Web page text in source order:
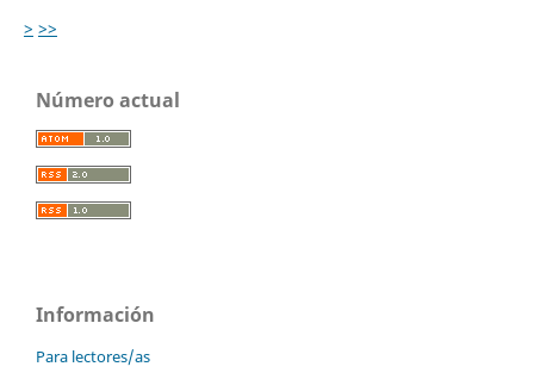
> >>
Número actual
Información
Para lectores/as